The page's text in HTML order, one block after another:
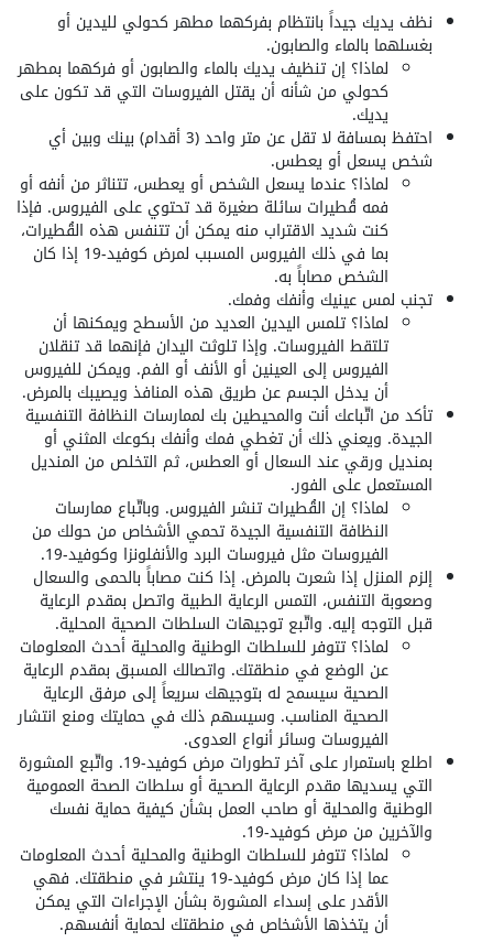
نظف يديك جيداً بانتظام بفركهما مطهر كحولي لليدين أو
بغسلهما بالماء والصابون.
لماذا؟ إن تنظيف يديك بالماء والصابون أو فركهما بمطهر
كحولي من شأنه أن يقتل الفيروسات التي قد تكون على
يديك.
احتفظ بمسافة لا تقل عن متر واحد (3 أقدام) بينك وبين أي
شخص يسعل أو يعطس.
لماذا؟ عندما يسعل الشخص أو يعطس، تتناثر من أنفه أو
فمه قُطيرات سائلة صغيرة قد تحتوي على الفيروس. فإذا
كنت شديد الاقتراب منه يمكن أن تتنفس هذه القُطيرات،
بما في ذلك الفيروس المسبب لمرض كوفيد-19 إذا كان
الشخص مصاباً به.
تجنب لمس عينيك وأنفك وفمك.
لماذا؟ تلمس اليدين العديد من الأسطح ويمكنها أن
تلتقط الفيروسات. وإذا تلوثت اليدان فإنهما قد تنقلان
الفيروس إلى العينين أو الأنف أو الفم. ويمكن للفيروس
أن يدخل الجسم عن طريق هذه المنافذ ويصيبك بالمرض.
تأكد من اتّباعك أنت والمحيطين بك لممارسات النظافة التنفسية
الجيدة. ويعني ذلك أن تغطي فمك وأنفك بكوعك المثني أو
بمنديل ورقي عند السعال أو العطس، ثم التخلص من المنديل
المستعمل على الفور.
لماذا؟ إن القُطيرات تنشر الفيروس. وباتّباع ممارسات
النظافة التنفسية الجيدة تحمي الأشخاص من حولك من
الفيروسات مثل فيروسات البرد والأنفلونزا وكوفيد-19.
إلزم المنزل إذا شعرت بالمرض. إذا كنت مصاباً بالحمى والسعال
وصعوبة التنفس، التمس الرعاية الطبية واتصل بمقدم الرعاية
قبل التوجه إليه. واتّبع توجيهات السلطات الصحية المحلية.
لماذا؟ تتوفر للسلطات الوطنية والمحلية أحدث المعلومات
عن الوضع في منطقتك. واتصالك المسبق بمقدم الرعاية
الصحية سيسمح له بتوجيهك سريعاً إلى مرفق الرعاية
الصحية المناسب. وسيسهم ذلك في حمايتك ومنع انتشار
الفيروسات وسائر أنواع العدوى.
اطلع باستمرار على آخر تطورات مرض كوفيد-19. واتّبع المشورة
التي يسديها مقدم الرعاية الصحية أو سلطات الصحة العمومية
الوطنية والمحلية أو صاحب العمل بشأن كيفية حماية نفسك
والآخرين من مرض كوفيد-19.
لماذا؟ تتوفر للسلطات الوطنية والمحلية أحدث المعلومات
عما إذا كان مرض كوفيد-19 ينتشر في منطقتك. فهي
الأقدر على إسداء المشورة بشأن الإجراءات التي يمكن
أن يتخذها الأشخاص في منطقتك لحماية أنفسهم.